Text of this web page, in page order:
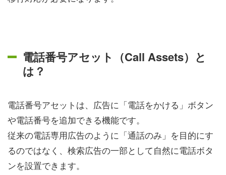
電話番号アセット（Call Assets）と
は？
電話番号アセットは、広告に「電話をかける」ボタン
や電話番号を追加できる機能です。
従来の電話専用広告のように「通話のみ」を目的にす
るのではなく、検索広告の一部として自然に電話ボタ
ンを設置できます。